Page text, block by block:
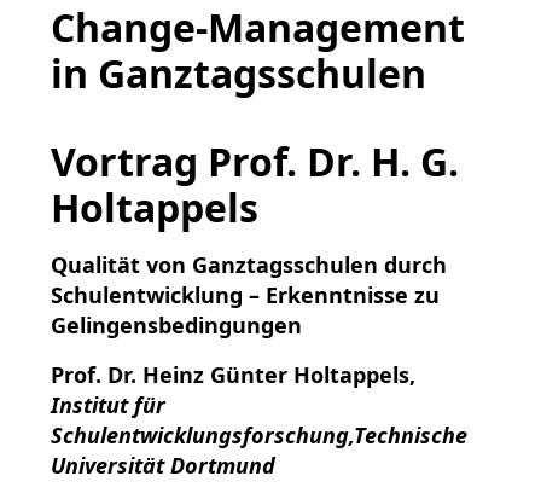
Change-Management
in Ganztagsschulen
Vortrag Prof. Dr. H. G.
Holtappels
Qualität von Ganztagsschulen durch
Schulentwicklung – Erkenntnisse zu
Gelingensbedingungen
Prof. Dr. Heinz Günter Holtappels,
Institut für
Schulentwicklungsforschung,Technische
Universität Dortmund